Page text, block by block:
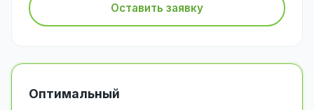
Оставить заявку
Оптимальный